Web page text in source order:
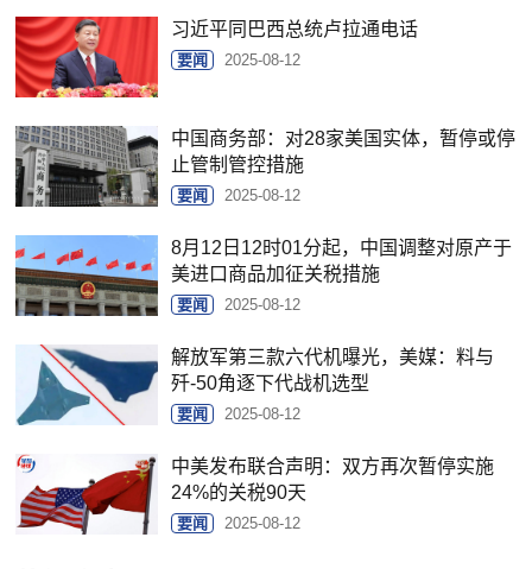
习近平同巴西总统卢拉通电话
要闻 2025-08-12
中国商务部：对28家美国实体，暂停或停
止管制管控措施
要闻 2025-08-12
8月12日12时01分起，中国调整对原产于
美进口商品加征关税措施
要闻 2025-08-12
解放军第三款六代机曝光，美媒：料与
歼-50角逐下代战机选型
要闻 2025-08-12
中美发布联合声明：双方再次暂停实施
24%的关税90天
要闻 2025-08-12